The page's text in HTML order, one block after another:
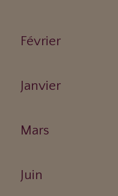
Février
Janvier
Mars
Juin